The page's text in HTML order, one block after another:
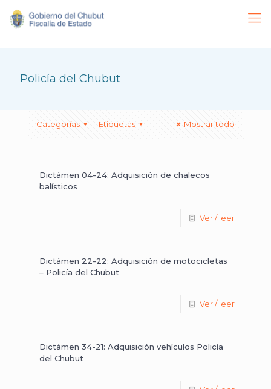
Policía del Chubut
Categorías Etiquetas Mostrar todo
Dictámen 04-24: Adquisición de chalecos
balísticos
Ver / leer
Dictámen 22-22: Adquisición de motocicletas
– Policía del Chubut
Ver / leer
Dictámen 34-21: Adquisición vehículos Policía
del Chubut